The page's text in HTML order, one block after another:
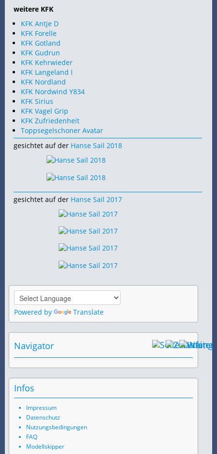
weitere KFK
KFK Antje D
KFK Forelle
KFK Gotland
KFK Gudrun
KFK Kehrwieder
KFK Langeland I
KFK Nordland
KFK Nordwind Y834
KFK Sirius
KFK Vagel Grip
KFK Zufriedenheit
Toppsegelschoner Avatar
gesichtet auf der Hanse Sail 2018
gesichtet auf der Hanse Sail 2017
Powered by Translate
Navigator
Infos
Impressum
Datenschutz
Nutzungsbedingungen
FAQ
Modellskipper